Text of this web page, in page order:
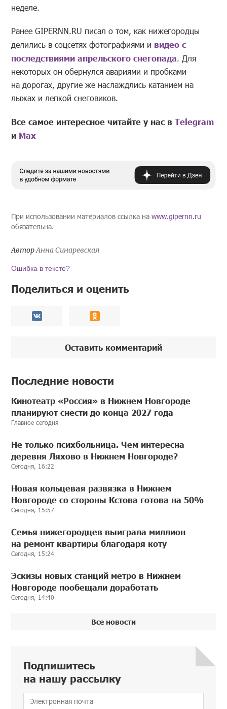
неделе.
Ранее GIPERNN.RU писал о том, как нижегородцы
делились в соцсетях фотографиями и видео с
последствиями апрельского снегопада. Для
некоторых он обернулся авариями и пробками
на дорогах, другие же наслаждлись катанием на
лыжах и лепкой снеговиков.
Все самое интересное читайте у нас вTelegram
и Mах
При использовании материалов ссылка наwww.gipernn.ru
обязательна.
АвторАнна Синаревская
Ошибка в тексте?
Поделиться и оценить
Оставить комментарий
Последние новости
Кинотеатр «Россия» в Нижнем Новгороде
планируют снести до конца 2027 года
Главное сегодня
Не только психбольница. Чем интересна
деревня Ляхово в Нижнем Новгороде?
Сегодня, 16:22
Новая кольцевая развязка в Нижнем
Новгороде со стороны Кстова готова на 50%
Сегодня, 15:57
Семья нижегородцев выиграла миллион
на ремонт квартиры благодаря коту
Сегодня, 15:24
Эскизы новых станций метро в Нижнем
Новгороде пообещали доработать
Сегодня, 14:40
Все новости
Подпишитесь
на нашу рассылку